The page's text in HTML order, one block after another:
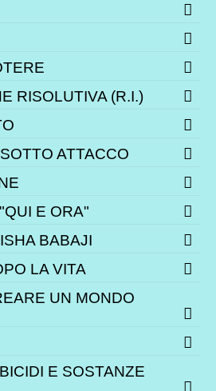
RISOLUTIVA (R.I.)
ATTACCO
E ORA"
BABAJI
LA VITA
UN MONDO
E SOSTANZE